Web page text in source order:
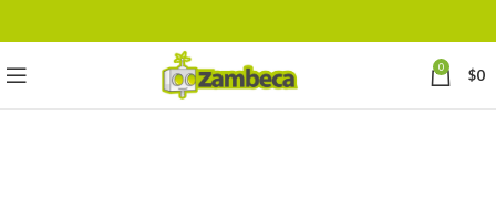
0 $0